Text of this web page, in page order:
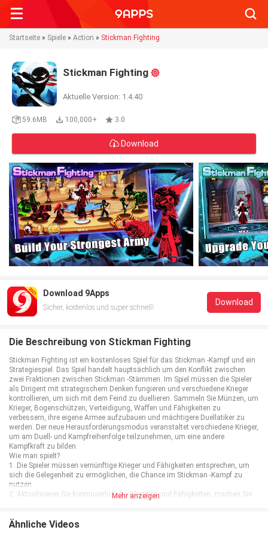
Startseite » Spiele » Action » Stickman Fighting
Stickman Fighting
Aktuelle Version: 1.4.40
59.6MB 100,000+ 3.0
Download
Download 9Apps
Sicher, kostenlos und super schnell!
Download
Die Beschreibung von Stickman Fighting
Stickman Fighting ist ein kostenloses Spiel für das Stickman -Kampf und ein
Strategiespiel. Das Spiel handelt hauptsächlich um den Konflikt zwischen
zwei Fraktionen zwischen Stickman -Stämmen. Im Spiel müssen die Spieler
als Dirigent mit strategischem Denken fungieren und verschiedene Krieger
kontrollieren, um sich mit dem Feind zu duellieren. Sammeln Sie Münzen, um
Krieger, Bogenschützen, Verteidigung, Waffen und Fähigkeiten zu
verbessern, ihre eigene Armee aufzubauen und mächtigere Duellatiker zu
werden. Der neue Herausforderungsmodus veranstaltet verschiedene Krieger,
um am Duell- und Kampfreihenfolge teilzunehmen, um eine andere
Kampfkraft zu bilden.
Wie man spielt?
1. Die Spieler müssen vernünftige Krieger und Fähigkeiten entsprechen, um
sich die Gelegenheit zu ermöglichen, die Chance im Stickman -Kampf zu
nutzen.
2. Aktualisieren Sie kontinuierlich die Warriors und Fähigkeiten, machen Sie
2. Stickman -Kampf ist ein modernes Duellspiel mit endlosen Modus und
Mehr anzeigen
Ähnliche Videos